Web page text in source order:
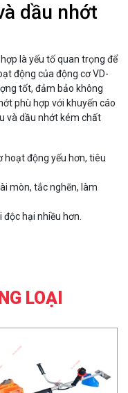
dầu nhớt
là yếu tố quan trọng để
động của động cơ VD-
tốt, đảm bảo không
phù hợp với khuyến cáo
và dầu nhớt kém chất
hoạt động yếu hơn, tiêu
mòn, tắc nghẽn, làm
độc hại nhiều hơn.
LOẠI